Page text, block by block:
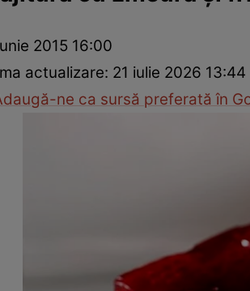
rapideRețete cu legume
2015 16:00
actualizare: 21 iulie 2026 13:44
ne ca sursă preferată în